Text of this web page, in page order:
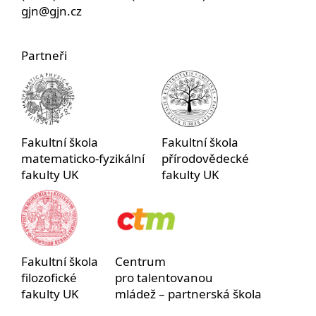
gjn@gjn.cz
Partneři
Fakultní škola
matematicko-fyzikální
fakulty UK
Fakultní škola
přírodovědecké
fakulty UK
Fakultní škola
filozofické
fakulty UK
Centrum
pro talentovanou
mládež – partnerská škola